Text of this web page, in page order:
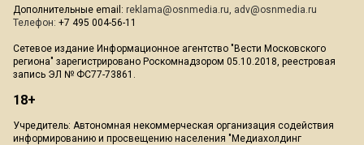
Дополнительные email: reklama@osnmedia.ru, adv@osnmedia.ru
Телефон: +7 495 004-56-11
Сетевое издание Информационное агентство "Вести Московского
региона" зарегистрировано Роскомнадзором 05.10.2018, реестровая
запись ЭЛ № ФС77-73861.
18+
Учредитель: Автономная некоммерческая организация содействия
информированию и просвещению населения "Медиахолдинг